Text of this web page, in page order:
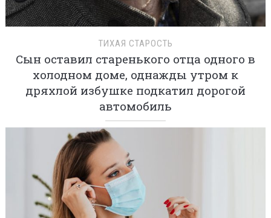
ТИХАЯ СТАРОСТЬ
Сын оставил старенького отца одного в
холодном доме, однажды утром к
дряхлой избушке подкатил дорогой
автомобиль